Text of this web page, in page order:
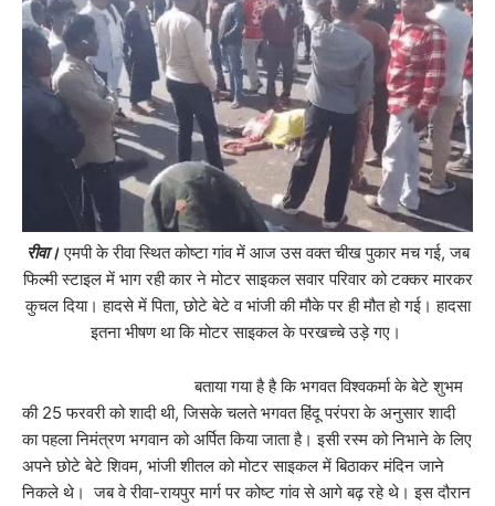
रीवा।एमपी के रीवा स्थित कोष्टा गांव में आज उस वक्त चीख पुकार मच गई, जब
फिल्मी स्टाइल में भाग रही कार ने मोटर साइकल सवार परिवार को टक्कर मारकर
कुचल दिया। हादसे में पिता, छोटे बेटे व भांजी की मौके पर ही मौत हो गई। हादसा
इतना भीषण था कि मोटर साइकल के परखच्चे उड़े गए।
बताया गया है है कि भगवत विश्वकर्मा के बेटे शुभम
की 25 फरवरी को शादी थी, जिसके चलते भगवत हिंदू परंपरा के अनुसार शादी
का पहला निमंत्रण भगवान को अर्पित किया जाता है। इसी रस्म को निभाने के लिए
अपने छोटे बेटे शिवम, भांजी शीतल को मोटर साइकल में बिठाकर मंदिन जाने
निकले थे। जब वे रीवा-रायपुर मार्ग पर कोष्ट गांव से आगे बढ़ रहे थे। इस दौरान